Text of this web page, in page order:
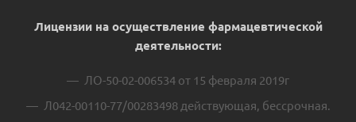
Лицензии на осуществление фармацевтической
деятельности:
ЛО-50-02-006534 от 15 февраля 2019г
Л042-00110-77/00283498 действующая, бессрочная.